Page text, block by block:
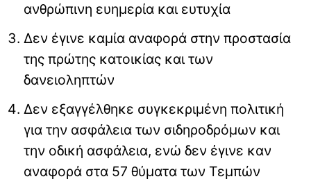
ανθρώπινη ευημερία και ευτυχία
Δεν έγινε καμία αναφορά στην προστασία
της πρώτης κατοικίας και των
δανειοληπτών
Δεν εξαγγέλθηκε συγκεκριμένη πολιτική
για την ασφάλεια των σιδηροδρόμων και
την οδική ασφάλεια, ενώ δεν έγινε καν
αναφορά στα 57 θύματα των Τεμπών